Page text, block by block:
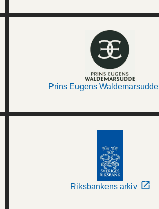
Prins Eugens Waldemarsudde
Riksbankens arkiv